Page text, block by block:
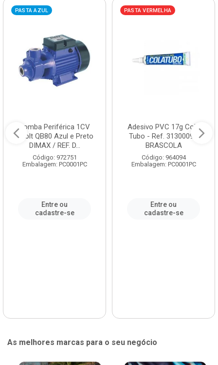
PASTA AZUL
Bomba Periférica 1CV
Bivolt QB80 Azul e Preto
DIMAX / REF. D...
Código: 972751
Embalagem: PC0001PC
Entre ou
cadastre-se
PASTA VERMELHA
Adesivo PVC 17g Cola
Tubo - Ref. 3130009 -
BRASCOLA
Código: 964094
Embalagem: PC0001PC
Entre ou
cadastre-se
As melhores marcas para o seu negócio